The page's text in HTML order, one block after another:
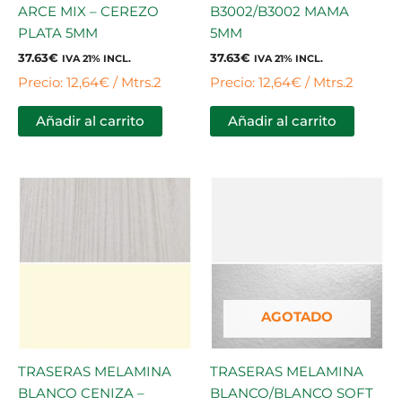
ARCE MIX – CEREZO
PLATA 5MM
37.63€ IVA 21% INCL.
Precio: 12,64€ / Mtrs.2
Añadir al carrito
B3002/B3002 MAMA
5MM
37.63€ IVA 21% INCL.
Precio: 12,64€ / Mtrs.2
Añadir al carrito
TRASERAS MELAMINA
BLANCO CENIZA –
AGOTADO
TRASERAS MELAMINA
BLANCO/BLANCO SOFT